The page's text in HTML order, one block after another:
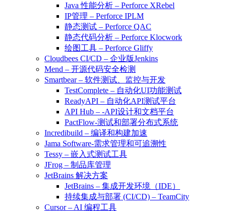
Java 性能分析 – Perforce XRebel
IP管理 – Perforce IPLM
静态测试 – Perforce QAC
静态代码分析 – Perforce Klocwork
绘图工具 – Perforce Gliffy
Cloudbees CI/CD – 企业版Jenkins
Mend – 开源代码安全检测
Smartbear – 软件测试、监控与开发
TestComplete – 自动化UI功能测试
ReadyAPI – 自动化API测试平台
API Hub – -API设计和文档平台
PactFlow-测试和部署分布式系统
Incredibuild – 编译和构建加速
Jama Software-需求管理和可追溯性
Tessy – 嵌入式测试工具
JFrog – 制品库管理
JetBrains 解决方案
JetBrains – 集成开发环境（IDE）
持续集成与部署 (CI/CD) – TeamCity
Cursor – AI 编程工具